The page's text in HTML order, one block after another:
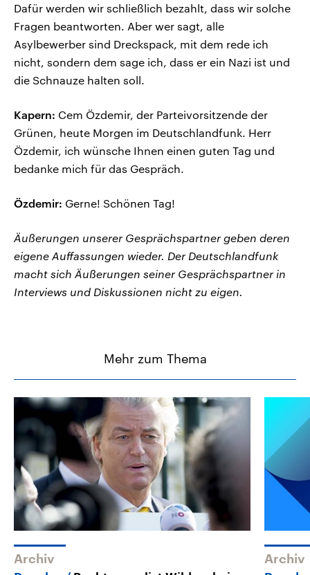
Dafür werden wir schließlich bezahlt, dass wir solche
Fragen beantworten. Aber wer sagt, alle
Asylbewerber sind Dreckspack, mit dem rede ich
nicht, sondern dem sage ich, dass er ein Nazi ist und
die Schnauze halten soll.
Kapern: Cem Özdemir, der Parteivorsitzende der
Grünen, heute Morgen im Deutschlandfunk. Herr
Özdemir, ich wünsche Ihnen einen guten Tag und
bedanke mich für das Gespräch.
Özdemir: Gerne! Schönen Tag!
Äußerungen unserer Gesprächspartner geben deren
eigene Auffassungen wieder. Der Deutschlandfunk
macht sich Äußerungen seiner Gesprächspartner in
Interviews und Diskussionen nicht zu eigen.
Mehr zum Thema
Archiv Archiv